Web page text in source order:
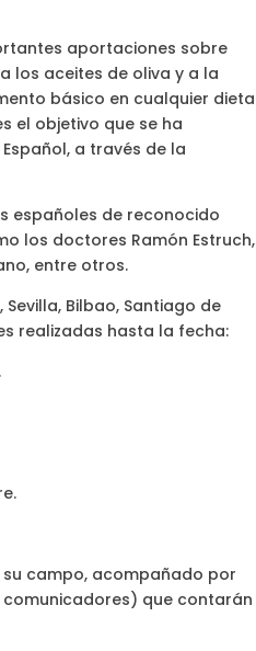
aportaciones sobre
los aceites de oliva y a la
básico en cualquier dieta
el objetivo que se ha
a través de la
españoles de reconocido
los doctores Ramón Estruch,
entre otros.
Bilbao, Santiago de
realizadas hasta la fecha:
campo, acompañado por
que contarán